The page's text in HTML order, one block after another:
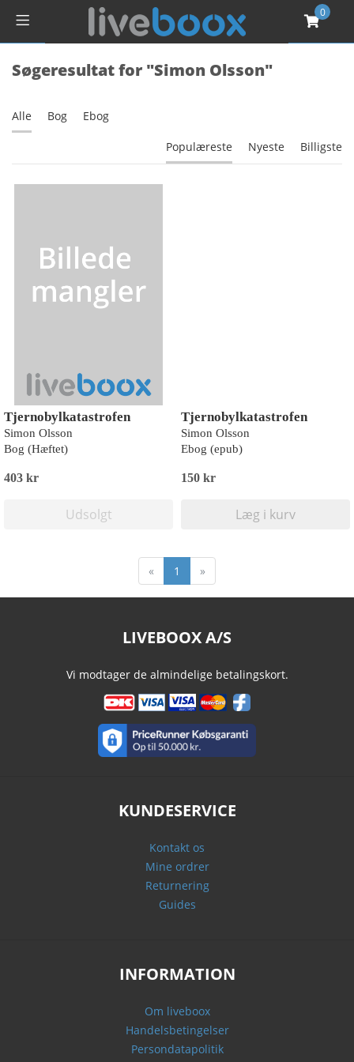
0
Søgeresultat for "Simon Olsson"
Alle Bog Ebog
Populæreste Nyeste Billigste
Tjernobylkatastrofen
Simon Olsson
Bog (Hæftet)
403 kr
Udsolgt
Tjernobylkatastrofen
Simon Olsson
Ebog (epub)
150 kr
Læg i kurv
« 1 »
LIVEBOOX A/S
Vi modtager de almindelige betalingskort.
KUNDESERVICE
Kontakt os
Mine ordrer
Returnering
Guides
INFORMATION
Om liveboox
Handelsbetingelser
Persondatapolitik